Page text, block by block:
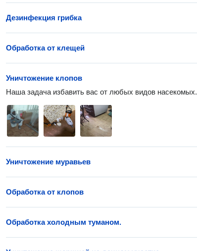
Дезинфекция грибка
Обработка от клещей
Уничтожение клопов
Наша задача избавить вас от любых видов насекомых.
Уничтожение муравьев
Обработка от клопов
Обработка холодным туманом.